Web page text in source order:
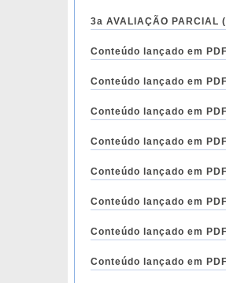
3a AVALIAÇÃO PARCIAL
Conteúdo lançado em
Conteúdo lançado em
Conteúdo lançado em
Conteúdo lançado em
Conteúdo lançado em
Conteúdo lançado em
Conteúdo lançado em
Conteúdo lançado em